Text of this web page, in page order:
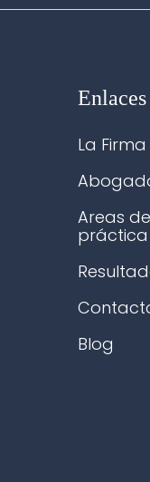
La Firma
Areas de
práctica
Blog